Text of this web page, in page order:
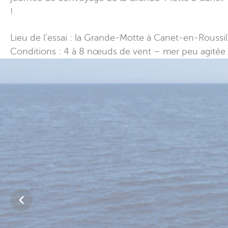
!
Lieu de l’essai : la Grande-Motte à Canet-en-
Conditions : 4 à 8 nœuds de vent – mer peu agitée